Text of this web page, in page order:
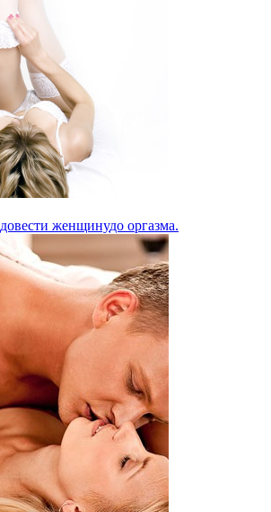
довести женщинудо оргазма.